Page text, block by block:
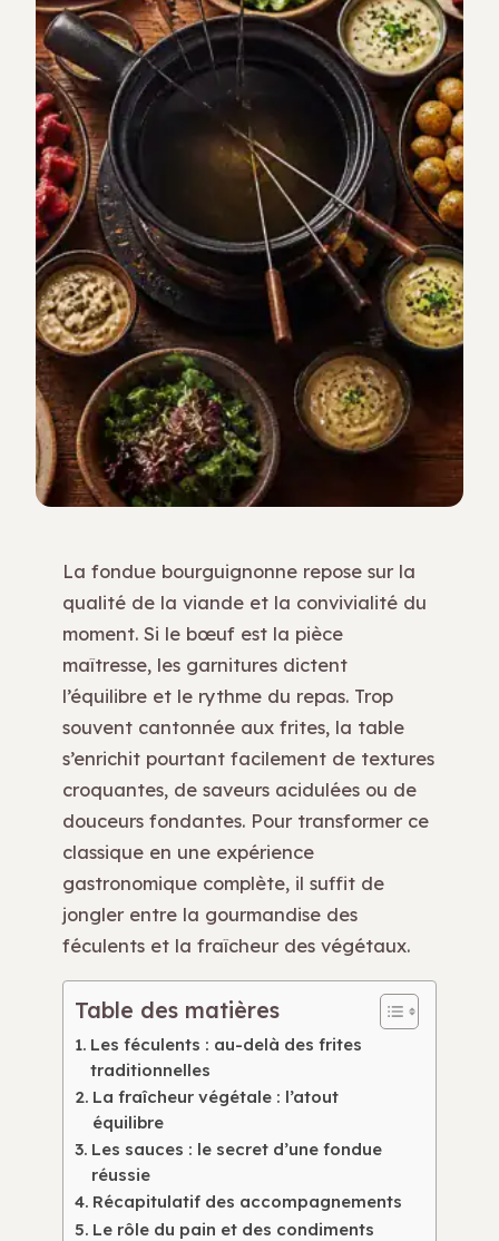
La fondue bourguignonne repose sur la
qualité de la viande et la convivialité du
moment. Si le bœuf est la pièce
maîtresse, les garnitures dictent
l’équilibre et le rythme du repas. Trop
souvent cantonnée aux frites, la table
s’enrichit pourtant facilement de textures
croquantes, de saveurs acidulées ou de
douceurs fondantes. Pour transformer ce
classique en une expérience
gastronomique complète, il suffit de
jongler entre la gourmandise des
féculents et la fraîcheur des végétaux.
Table des matières
Les féculents : au-delà des frites
traditionnelles
La fraîcheur végétale : l’atout
équilibre
Les sauces : le secret d’une fondue
réussie
Récapitulatif des accompagnements
Le rôle du pain et des condiments